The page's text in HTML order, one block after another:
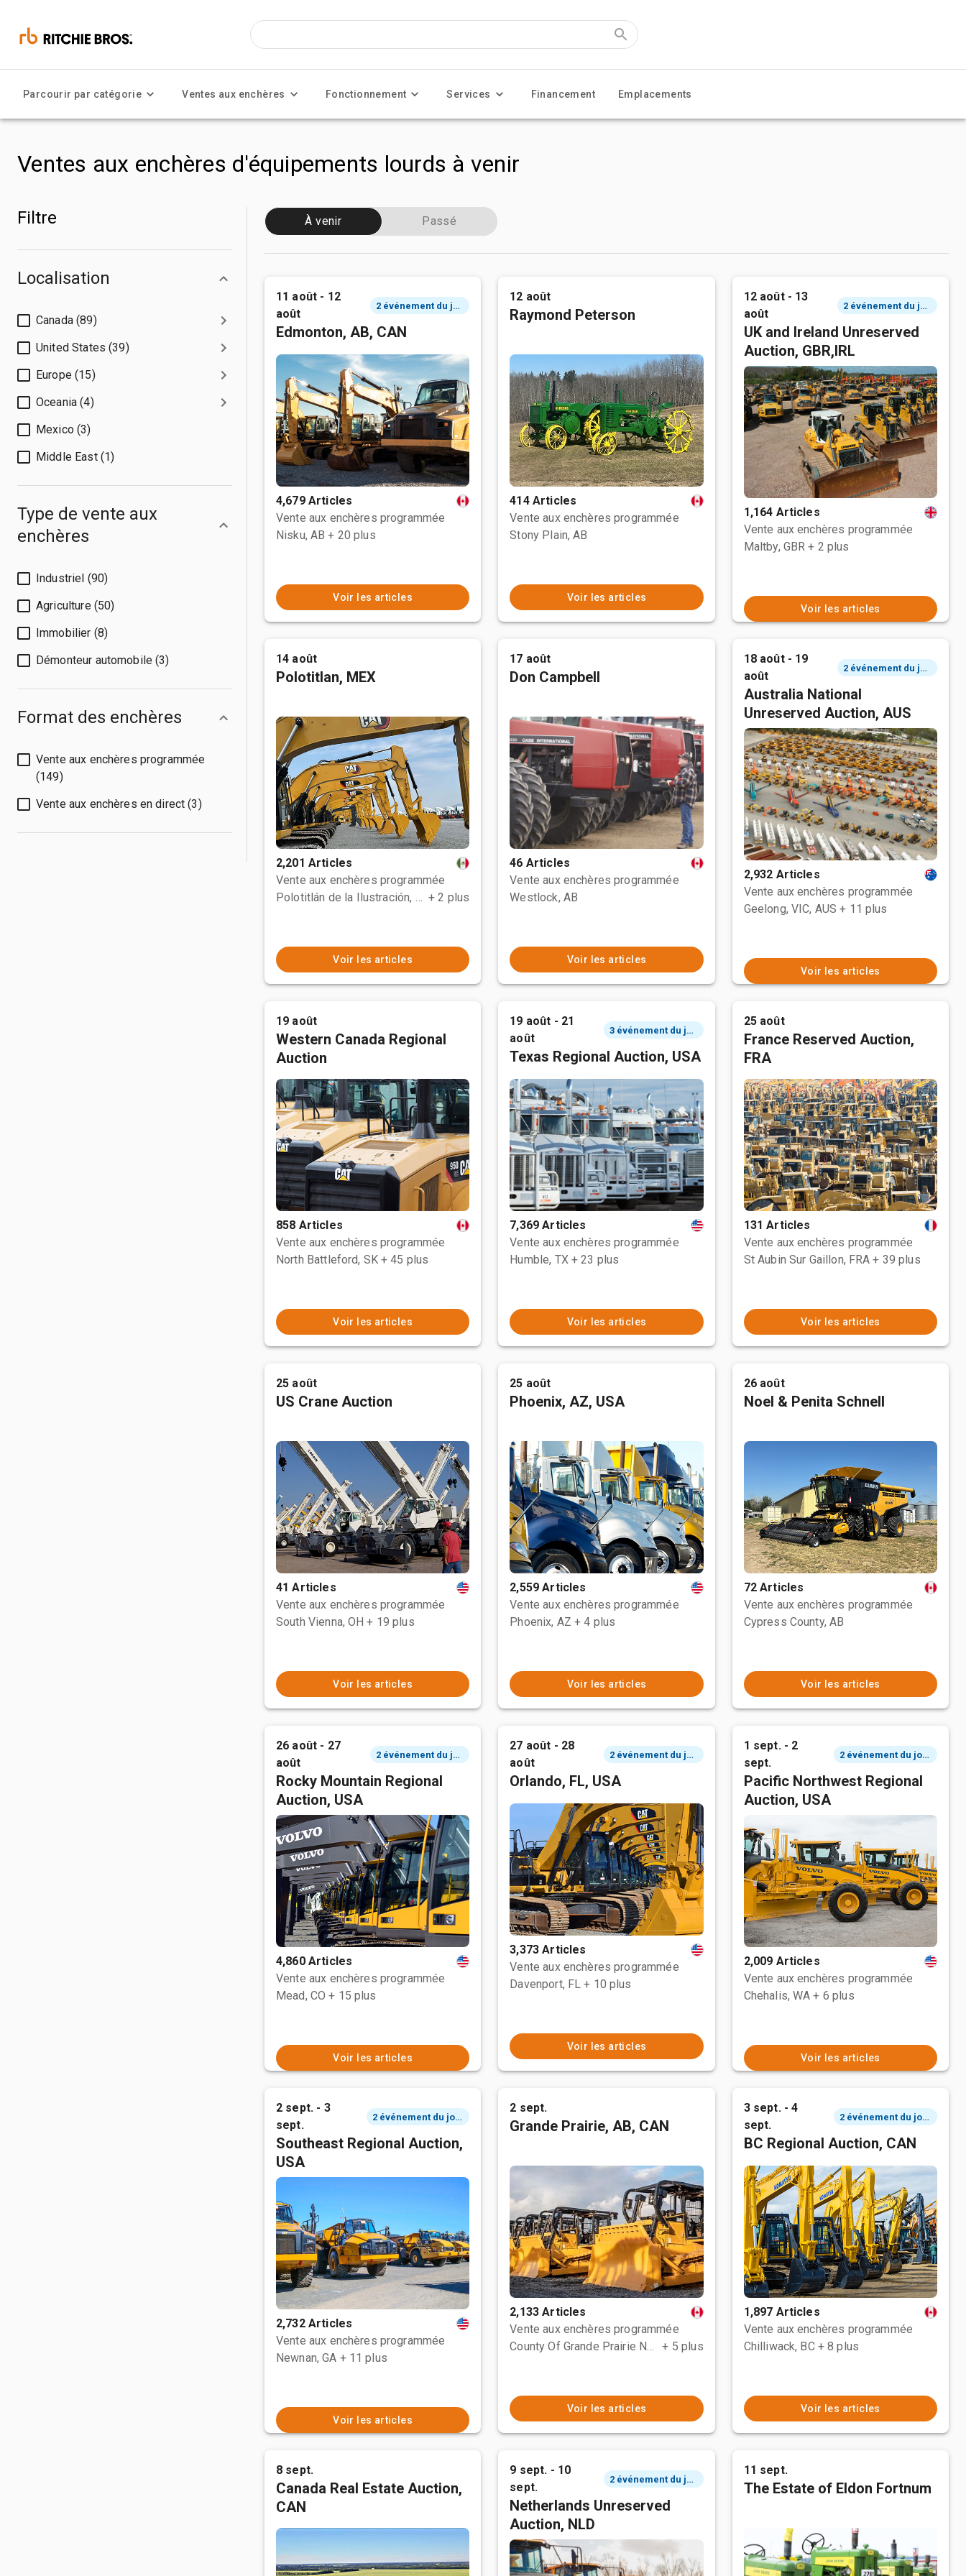
Parcourir par catégorie Ventes aux enchères Fonctionnement Services Financement Emplacements
Ventes aux enchères d'équipements lourds à venir
Filtre
Localisation
Canada (89)
United States (39)
Europe (15)
Oceania (4)
Mexico (3)
Middle East (1)
Type de vente aux
enchères
Industriel (90)
Agriculture (50)
Immobilier (8)
Démonteur automobile (3)
Format des enchères
Vente aux enchères programmée
(149)
Vente aux enchères en direct (3)
À venir Passé
11 août - 12
août
2 événement du jour
Edmonton, AB, CAN
4,679 Articles
Vente aux enchères programmée
Nisku, AB + 20 plus
Voir les articles
12 août
Raymond Peterson
414 Articles
Vente aux enchères programmée
Stony Plain, AB
Voir les articles
12 août - 13
août
2 événement du jour
UK and Ireland Unreserved
Auction, GBR,IRL
1,164 Articles
Vente aux enchères programmée
Maltby, GBR + 2 plus
Voir les articles
14 août
Polotitlan, MEX
2,201 Articles
Vente aux enchères programmée
Polotitlán de la Ilustración, MEX + 2 plus
Voir les articles
17 août
Don Campbell
46 Articles
Vente aux enchères programmée
Westlock, AB
Voir les articles
18 août - 19
août
2 événement du jour
Australia National
Unreserved Auction, AUS
2,932 Articles
Vente aux enchères programmée
Geelong, VIC, AUS + 11 plus
Voir les articles
19 août
Western Canada Regional
Auction
858 Articles
Vente aux enchères programmée
North Battleford, SK + 45 plus
Voir les articles
19 août - 21
août
3 événement du jour
Texas Regional Auction, USA
7,369 Articles
Vente aux enchères programmée
Humble, TX + 23 plus
Voir les articles
25 août
France Reserved Auction,
FRA
131 Articles
Vente aux enchères programmée
St Aubin Sur Gaillon, FRA + 39 plus
Voir les articles
25 août
US Crane Auction
41 Articles
Vente aux enchères programmée
South Vienna, OH + 19 plus
Voir les articles
25 août
Phoenix, AZ, USA
2,559 Articles
Vente aux enchères programmée
Phoenix, AZ + 4 plus
Voir les articles
26 août
Noel & Penita Schnell
72 Articles
Vente aux enchères programmée
Cypress County, AB
Voir les articles
26 août - 27
août
2 événement du jour
Rocky Mountain Regional
Auction, USA
4,860 Articles
Vente aux enchères programmée
Mead, CO + 15 plus
Voir les articles
27 août - 28
août
2 événement du jour
Orlando, FL, USA
3,373 Articles
Vente aux enchères programmée
Davenport, FL + 10 plus
Voir les articles
1 sept. - 2
sept.
2 événement du jour
Pacific Northwest Regional
Auction, USA
2,009 Articles
Vente aux enchères programmée
Chehalis, WA + 6 plus
Voir les articles
2 sept. - 3
sept.
2 événement du jour
Southeast Regional Auction,
USA
2,732 Articles
Vente aux enchères programmée
Newnan, GA + 11 plus
Voir les articles
2 sept.
Grande Prairie, AB, CAN
2,133 Articles
Vente aux enchères programmée
County Of Grande Prairie No. 1, AB
+ 5 plus
Voir les articles
3 sept. - 4
sept.
2 événement du jour
BC Regional Auction, CAN
1,897 Articles
Vente aux enchères programmée
Chilliwack, BC + 8 plus
Voir les articles
8 sept.
Canada Real Estate Auction,
CAN
9 sept. - 10
sept.
2 événement du jour
Netherlands Unreserved
Auction, NLD
11 sept.
The Estate of Eldon Fortnum